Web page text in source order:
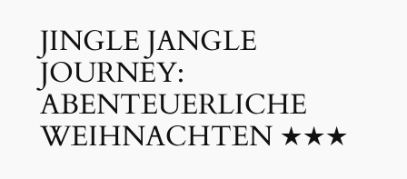
JINGLE JANGLE
JOURNEY:
ABENTEUERLICHE
WEIHNACHTEN ★★★